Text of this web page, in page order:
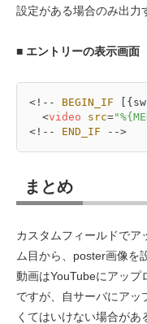
設定がある場合のみ出力
■ エントリーの表示画面
<!-- BEGIN_IF
<video src=
<!-- END_IF -->
まとめ
カスタムフィールドでア
ム目から、poster画像を
動画はYouTubeにアップ
ですが、自サーバにアッ
くてはいけない場合が